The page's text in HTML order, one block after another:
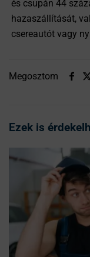
és csupán 44
hazaszállítását,
csereautót vagy
Megosztom
Ezek is